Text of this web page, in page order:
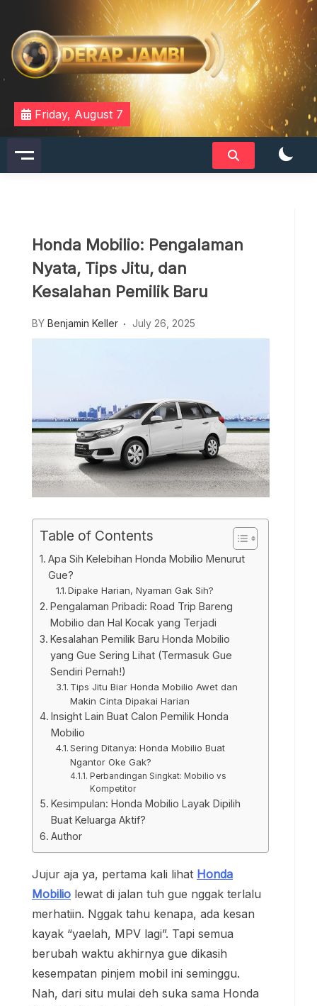
content
DERAPJAMBI
Friday, August 7
Honda Mobilio: Pengalaman
Nyata, Tips Jitu, dan
Kesalahan Pemilik Baru
BY Benjamin Keller July 26, 2025
Table of Contents
Apa Sih Kelebihan Honda Mobilio Menurut
Gue?
Dipake Harian, Nyaman Gak Sih?
Pengalaman Pribadi: Road Trip Bareng
Mobilio dan Hal Kocak yang Terjadi
Kesalahan Pemilik Baru Honda Mobilio
yang Gue Sering Lihat (Termasuk Gue
Sendiri Pernah!)
Tips Jitu Biar Honda Mobilio Awet dan
Makin Cinta Dipakai Harian
Insight Lain Buat Calon Pemilik Honda
Mobilio
Sering Ditanya: Honda Mobilio Buat
Ngantor Oke Gak?
Perbandingan Singkat: Mobilio vs
Kompetitor
Kesimpulan: Honda Mobilio Layak Dipilih
Buat Keluarga Aktif?
Author
Jujur aja ya, pertama kali lihat Honda
Mobilio lewat di jalan tuh gue nggak terlalu
merhatiin. Nggak tahu kenapa, ada kesan
kayak “yaelah, MPV lagi”. Tapi semua
berubah waktu akhirnya gue dikasih
kesempatan pinjem mobil ini seminggu.
Nah, dari situ mulai deh suka sama Honda